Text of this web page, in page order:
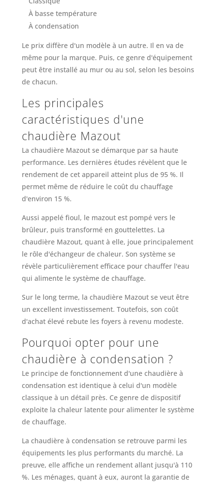
À basse température
À condensation
Le prix diffère d'un modèle à un autre. Il en va de
même pour la marque. Puis, ce genre d'équipement
peut être installé au mur ou au sol, selon les besoins
de chacun.
Les principales
caractéristiques d'une
chaudière Mazout
La chaudière Mazout se démarque par sa haute
performance. Les dernières études révèlent que le
rendement de cet appareil atteint plus de 95 %. Il
permet même de réduire le coût du chauffage
d'environ 15 %.
Aussi appelé fioul, le mazout est pompé vers le
brûleur, puis transformé en gouttelettes. La
chaudière Mazout, quant à elle, joue principalement
le rôle d'échangeur de chaleur. Son système se
révèle particulièrement efficace pour chauffer l'eau
qui alimente le système de chauffage.
Sur le long terme, la chaudière Mazout se veut être
un excellent investissement. Toutefois, son coût
d'achat élevé rebute les foyers à revenu modeste.
Pourquoi opter pour une
chaudière à condensation ?
Le principe de fonctionnement d'une chaudière à
condensation est identique à celui d'un modèle
classique à un détail près. Ce genre de dispositif
exploite la chaleur latente pour alimenter le système
de chauffage.
La chaudière à condensation se retrouve parmi les
équipements les plus performants du marché. La
preuve, elle affiche un rendement allant jusqu'à 110
%. Les ménages, quant à eux, auront la garantie de